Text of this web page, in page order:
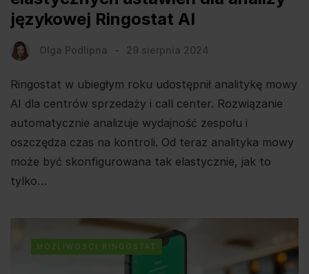
językowej Ringostat AI
Olga Podlipna 29 sierpnia 2024
Ringostat w ubiegłym roku udostępnił analitykę mowy
AI dla centrów sprzedaży i call center. Rozwiązanie
automatycznie analizuje wydajność zespołu i
oszczędza czas na kontroli. Od teraz analityka mowy
może być skonfigurowana tak elastycznie, jak to
tylko…
MOŻLIWOSCI RINGOSTAT